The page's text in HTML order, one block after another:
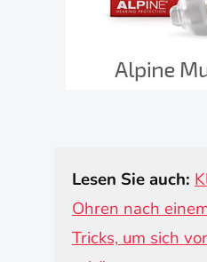
Lesen Sie auch:
Ohren nach
Tricks, um sich